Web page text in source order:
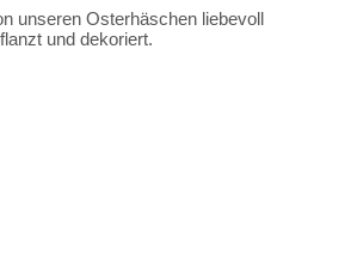
unseren Osterhäschen liebevoll
und dekoriert.